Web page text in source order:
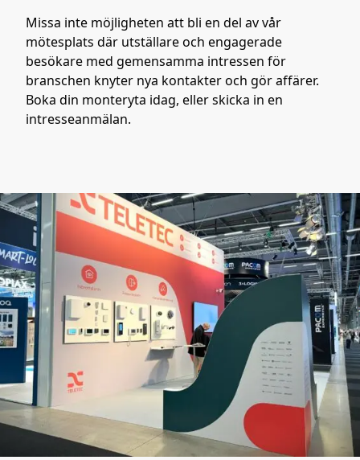
Missa inte möjligheten att bli en del av vår
mötesplats där utställare och engagerade
besökare med gemensamma intressen för
branschen knyter nya kontakter och gör affärer.
Boka din monteryta idag, eller skicka in en
intresseanmälan.